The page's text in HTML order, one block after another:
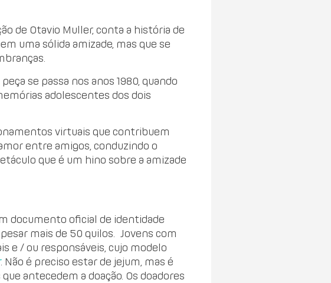
de Otavio Muller, conta a história de
uma sólida amizade, mas que se
se passa nos anos 1980, quando
adolescentes dos dois
virtuais que contribuem
entre amigos, conduzindo o
que é um hino sobre a amizade
documento oficial de identidade
mais de 50 quilos. Jovens com
e / ou responsáveis, cujo modelo
. Não é preciso estar de jejum, mas é
antecedem a doação. Os doadores